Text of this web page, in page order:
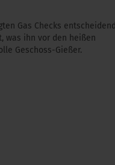
Gas Checks entscheidend
was ihn vor den heißen
Geschoss-Gießer.